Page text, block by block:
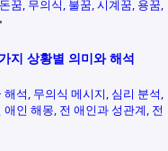
돈꿈 무의식 불꿈 시계꿈 용꿈
지 상황별 의미와 해석
해석 무의식 메시지 심리 분석
애인 해몽 전 애인과 성관계 전